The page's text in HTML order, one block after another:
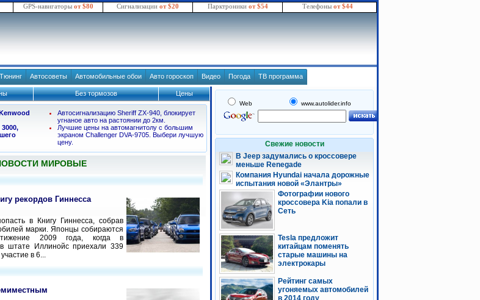
GPS-навигаторы от $80 Сигнализации от $20 Парктроники от $54 Телефоны от $44
Автосоветы Автомобильные обои Авто гороскоп Видео Погода ТВ программа
Без тормозов Цены
Автосигнализацию Sheriff ZX-940, блокирует
угнаное авто на растоянии до 2км.
Лучшие цены на автомагнитолу с большим
экраном Challenger DVA-9705. Выбери лучшую
цену.
МИРОВЫЕ
рекордов Гиннесса
в Книгу Гиннесса, собрав
марки. Японцы собираются
2009 года, когда в
в штате Иллинойс приехали 339
в 6...
Web www.autolider.info
Свежие новости
В Jeep задумались о кроссовере
меньше Renegade
Компания Hyundai начала дорожные
испытания новой «Элантры»
Фотографии нового
кроссовера Kia попали в
Сеть
Tesla предложит
китайцам поменять
старые машины на
электрокары
Рейтинг самых
угоняемых автомобилей
в 2014 году